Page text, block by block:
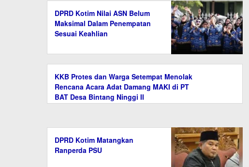
DPRD Kotim Nilai ASN Belum
Maksimal Dalam Penempatan
Sesuai Keahlian
KKB Protes dan Warga Setempat Menolak
Rencana Acara Adat Damang MAKI di PT
BAT Desa Bintang Ninggi II
DPRD Kotim Matangkan
Ranperda PSU